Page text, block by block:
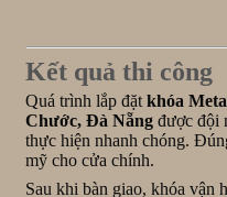
Kết quả thi công
Quá trình lắp đặt khóa
Chước, Đà Nẵng được đội
thực hiện nhanh chóng.
mỹ cho cửa chính.
Sau khi bàn giao, khóa vận